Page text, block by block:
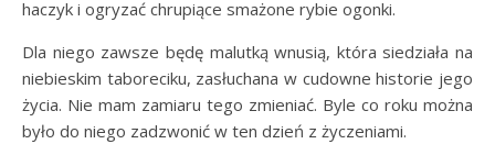
haczyk i ogryzać chrupiące smażone rybie ogonki.
Dla niego zawsze będę malutką wnusią, która siedziała na
niebieskim taboreciku, zasłuchana w cudowne historie jego
życia. Nie mam zamiaru tego zmieniać. Byle co roku można
było do niego zadzwonić w ten dzień z życzeniami.